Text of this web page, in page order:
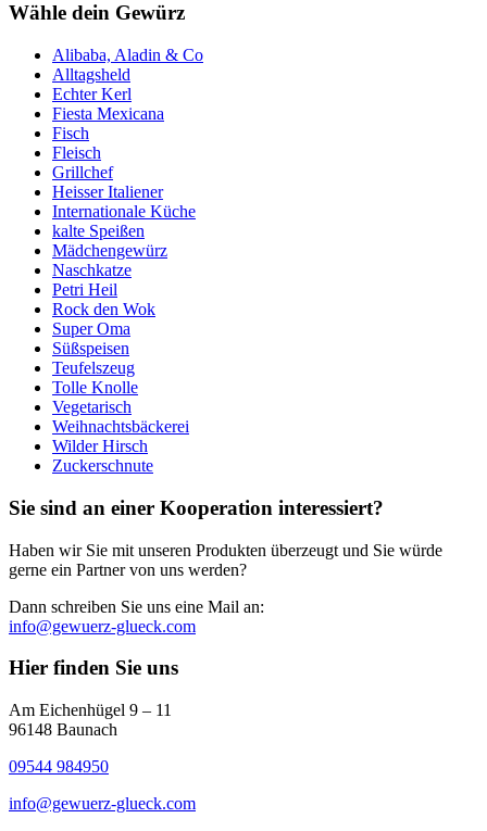
Wähle dein Gewürz
Alibaba, Aladin & Co
Alltagsheld
Echter Kerl
Fiesta Mexicana
Fisch
Fleisch
Grillchef
Heisser Italiener
Internationale Küche
kalte Speißen
Mädchengewürz
Naschkatze
Petri Heil
Rock den Wok
Super Oma
Süßspeisen
Teufelszeug
Tolle Knolle
Vegetarisch
Weihnachtsbäckerei
Wilder Hirsch
Zuckerschnute
Sie sind an einer Kooperation interessiert?
Haben wir Sie mit unseren Produkten überzeugt und Sie würde
gerne ein Partner von uns werden?
Dann schreiben Sie uns eine Mail an:
info@gewuerz-glueck.com
Hier finden Sie uns
Am Eichenhügel 9 – 11
96148 Baunach
09544 984950
info@gewuerz-glueck.com